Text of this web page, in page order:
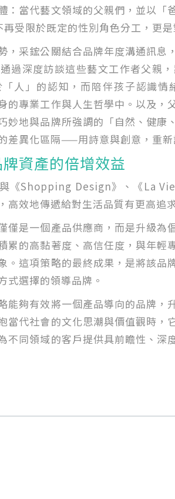
：當代藝文領域的父親們，並以「
受限於既定的性別角色分工，更是
，采鋐公關結合品牌年度溝通訊息
過深度訪談這些藝文工作者父親
人」的認知，而陪伴孩子認識
的專業工作與人生哲學中。以及，
妙地與品牌所強調的「自然、健康
差異化區隔——用詩意與創意，重新
資產的倍增效益
《Shopping Design》、《La
高效地傳遞給對生活品質有更高追
僅是一個產品供應商，而是升級為
累的高黏著度、高信任度，與年輕
。這項策略的最終成果，是將該品
式選擇的領導品牌。
能夠有效將一個產品導向的品牌，
當代社會的文化思潮與價值觀時，
不同領域的客戶提供具前瞻性、深